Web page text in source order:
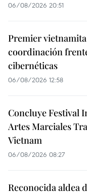
06/08/2026 20:51
Premier
coordinación
cibernéticas
06/08/2026 12:58
Concluye Festival
Artes Marciales
Vietnam
06/08/2026 08:27
Reconocida aldea